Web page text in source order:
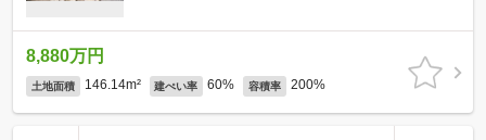
8,880万円
土地面積 146.14m² 建ぺい率 60% 容積率 200%